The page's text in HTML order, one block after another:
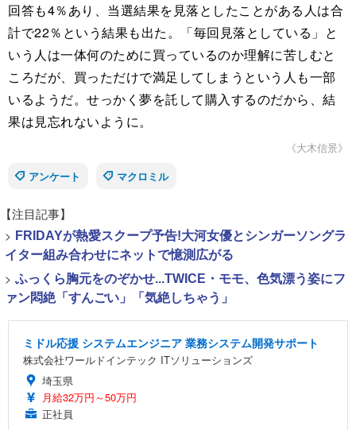
回答も4％あり、当選結果を見落としたことがある人は合
計で22％という結果も出た。「毎回見落としている」と
いう人は一体何のために買っているのか理解に苦しむと
ころだが、買っただけで満足してしまうという人も一部
いるようだ。せっかく夢を託して購入するのだから、結
果は見忘れないように。
《大木信景》
アンケート
マクロミル
【注目記事】
> FRIDAYが熱愛スクープ予告!大河女優とシンガーソングラ
イター組み合わせにネットで憶測広がる
> ふっくら胸元をのぞかせ...TWICE・モモ、色気漂う姿にフ
ァン悶絶「すんごい」「気絶しちゃう」
ミドル応援 システムエンジニア 業務システム開発サポート
株式会社ワールドインテック ITソリューションズ
埼玉県
月給32万円～50万円
正社員